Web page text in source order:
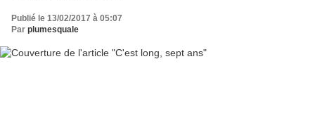
Publié le 13/02/2017 à 05:07
Par plumesquale